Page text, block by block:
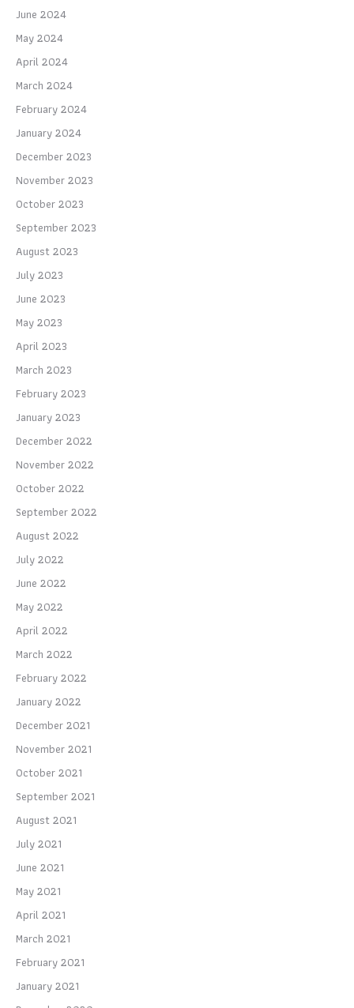
June 2024
May 2024
April 2024
March 2024
February 2024
January 2024
December 2023
November 2023
October 2023
September 2023
August 2023
July 2023
June 2023
May 2023
April 2023
March 2023
February 2023
January 2023
December 2022
November 2022
October 2022
September 2022
August 2022
July 2022
June 2022
May 2022
April 2022
March 2022
February 2022
January 2022
December 2021
November 2021
October 2021
September 2021
August 2021
July 2021
June 2021
May 2021
April 2021
March 2021
February 2021
January 2021